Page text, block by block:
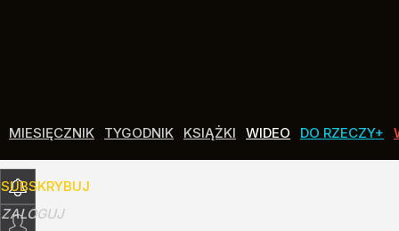
MIESIĘCZNIK TYGODNIK KSIĄŻKI WIDEO DO RZECZY+
SUBSKRYBUJ
ZALOGUJ